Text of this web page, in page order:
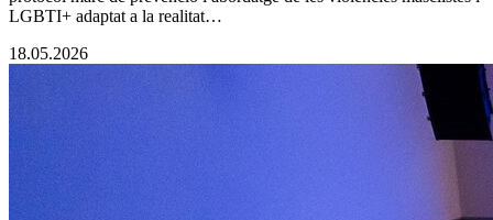
LGBTI+ adaptat a la realitat…
18.05.2026